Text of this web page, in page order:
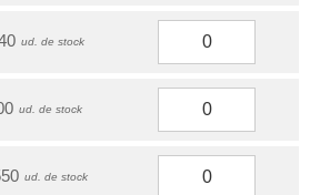
ud. de stock
ud. de stock
ud. de stock